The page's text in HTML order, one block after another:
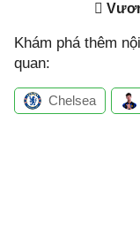
Khám phá thêm
quan:
Chelsea